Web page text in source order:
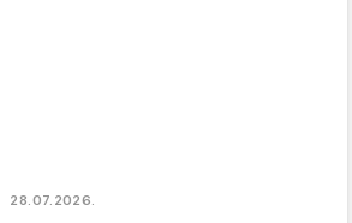
28.07.2026.